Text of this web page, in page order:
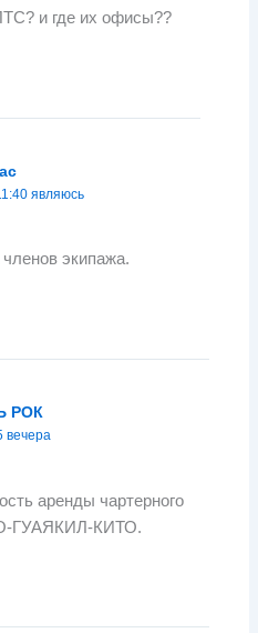
и где их офисы??
являюсь
экипажа.
РОК
вечера
аренды чартерного
ГУАЯКИЛ-КИТО.